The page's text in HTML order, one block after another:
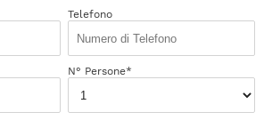
Telefono
N° Persone*